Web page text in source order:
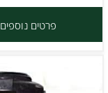
פרטים נוספים